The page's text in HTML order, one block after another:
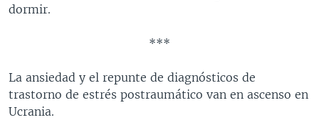
dormir.
***
La ansiedad y el repunte de diagnósticos de
trastorno de estrés postraumático van en ascenso en
Ucrania.